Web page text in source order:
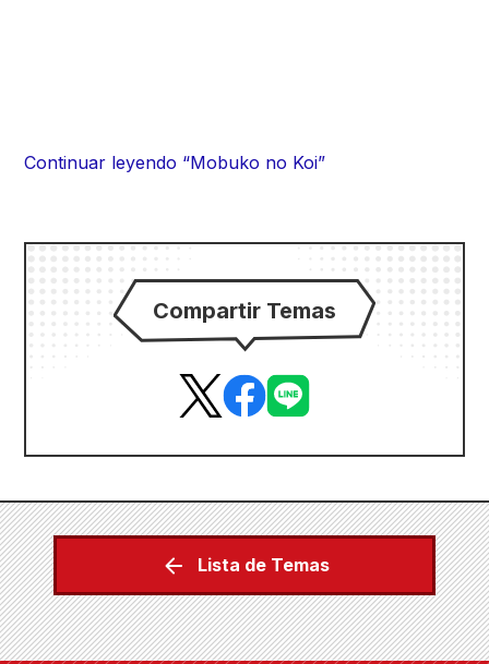
Continuar leyendo “Mobuko no Koi”
Compartir Temas
Lista de Temas